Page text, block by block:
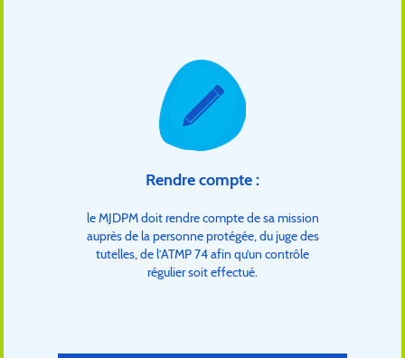
Rendre compte :
le MJDPM doit rendre compte de sa mission
auprès de la personne protégée, du juge des
tutelles, de l’ATMP 74 afin qu’un contrôle
régulier soit effectué.